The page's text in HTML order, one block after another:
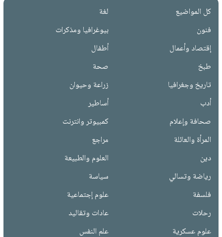
كل المواضيع
لغة
فنون
بيوغرافيا ومذكرات
إقتصاد وأعمال
أطفال
طبخ
صحة
تاريخ وجغرافيا
زراعة وحيوان
أدب
أساطير
صحافة وإعلام
كمبيوتر وانترنت
المرأة والعائلة
مراجع
دين
العلوم والطبيعة
رياضة وتسالي
سياسة
فلسفة
علوم إجتماعية
رحلات
عادات وتقاليد
علوم عسكرية
علم النفس